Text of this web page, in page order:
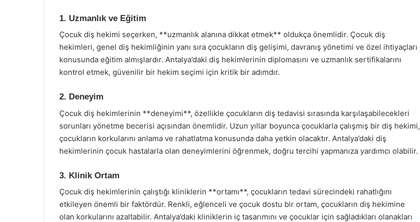
1. Uzmanlık ve Eğitim
Çocuk diş hekimi seçerken, **uzmanlık alanına dikkat etmek** oldukça önemlidir. Çocuk diş
hekimleri, genel diş hekimliğinin yanı sıra çocukların diş gelişimi, davranış yönetimi ve özel ihtiyaçları
konusunda eğitim almışlardır. Antalya’daki diş hekimlerinin diplomasını ve uzmanlık sertifikalarını
kontrol etmek, güvenilir bir hekim seçimi için kritik bir adımdır.
2. Deneyim
Çocuk diş hekimlerinin **deneyimi**, özellikle çocukların diş tedavisi sırasında karşılaşabilecekleri
sorunları yönetme becerisi açısından önemlidir. Uzun yıllar boyunca çocuklarla çalışmış bir diş hekimi,
çocukların korkularını anlama ve rahatlatma konusunda daha yetkin olacaktır. Antalya’daki diş
hekimlerinin çocuk hastalarla olan deneyimlerini öğrenmek, doğru tercihi yapmanıza yardımcı olabilir.
3. Klinik Ortam
Çocuk diş hekimlerinin çalıştığı kliniklerin **ortamı**, çocukların tedavi sürecindeki rahatlığını
etkileyen önemli bir faktördür. Renkli, eğlenceli ve çocuk dostu bir ortam, çocukların diş hekimine
olan korkularını azaltabilir. Antalya’daki kliniklerin iç tasarımını ve çocuklar için sağladıkları olanakları